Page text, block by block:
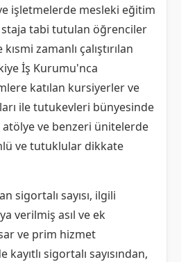
işletmelerde mesleki eğitim
tabi tutulan öğrenciler
zamanlı çalıştırılan
İş Kurumu'nca
katılan kursiyerler ve
ile tutukevleri bünyesinde
ve benzeri ünitelerde
ve tutuklular dikkate
sigortalı sayısı, ilgili
verilmiş asıl ve ek
ve prim hizmet
sigortalı sayısından,